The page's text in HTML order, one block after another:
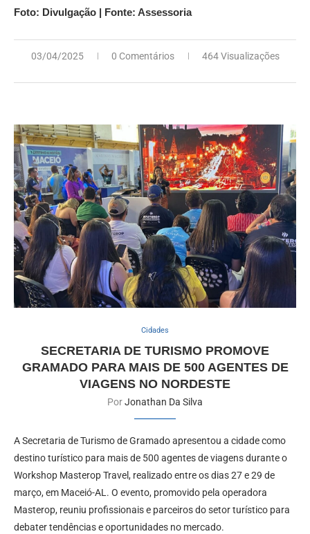
Foto: Divulgação | Fonte: Assessoria
03/04/2025 0 Comentários 464 Visualizações
Cidades
SECRETARIA DE TURISMO PROMOVE
GRAMADO PARA MAIS DE 500 AGENTES DE
VIAGENS NO NORDESTE
PorJonathan Da Silva
A Secretaria de Turismo de Gramado apresentou a cidade como
destino turístico para mais de 500 agentes de viagens durante o
Workshop Masterop Travel, realizado entre os dias 27 e 29 de
março, em Maceió-AL. O evento, promovido pela operadora
Masterop, reuniu profissionais e parceiros do setor turístico para
debater tendências e oportunidades no mercado.